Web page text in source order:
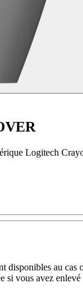
Logitech
disponibles au
si vous avez